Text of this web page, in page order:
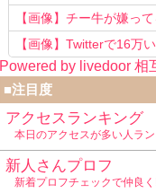
【画像】チー牛が嫌っ
【画像】Twitterで16万
www
Powered by livedoor 相
■注目度
アクセスランキング
本日のアクセスが多い人ラ
新人さんプロフ
新着プロフチェックで仲良